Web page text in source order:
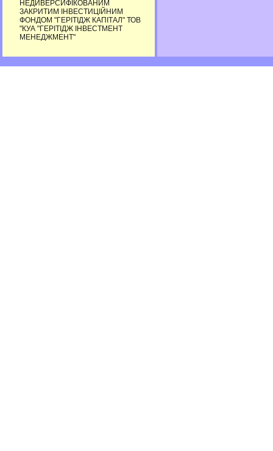
НЕДИВЕРСИФІКОВАНИМ
ЗАКРИТИМ ІНВЕСТИЦІЙНИМ
ФОНДОМ "ГЕРІТІДЖ КАПІТАЛ" ТОВ
"КУА "ГЕРІТІДЖ ІНВЕСТМЕНТ
МЕНЕДЖМЕНТ"